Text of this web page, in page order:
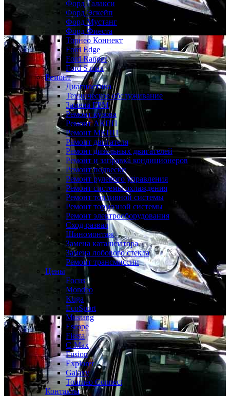
Форд Галакси
Форд Эскейп
Форд Мустанг
Форд Фиеста
Торнео Коннект
Ford Edge
Ford Ranger
Ford S max
Ремонт
Диагностика
Техническое обслуживание
Замена ГРМ
Ремонт кузова
Ремонт АКПП
Ремонт МКПП
Ремонт двигателя
Ремонт дизельных двигателей
Ремонт и заправка кондиционеров
Ремонт подвески
Ремонт рулевого управления
Ремонт системы охлаждения
Ремонт топливной системы
Ремонт тормозной системы
Ремонт электрооборудования
Сход-развал
Шиномонтаж
Замена катализатора
Замена лобового стекла
Ремонт трансмиссии
Цены
Focus
Mondeo
Kuga
EcoSport
Mustang
Escape
Fiesta
C-Max
Fusion
Explorer
Galaxy
Tourneo Connect
Контакты